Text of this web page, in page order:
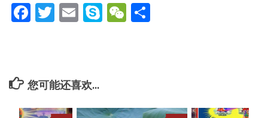
Facebook
Twitter
EmailSkypeWeChat
您可能还喜欢...